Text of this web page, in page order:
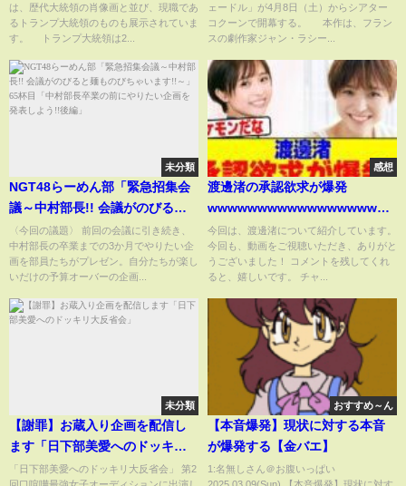
っておきたい！】【グッド！モ
ーニング】(2025年3月26日)
は、歴代大統領の肖像画と並び、現職であ
るトランプ大統領のものも展示されていま
す。 トランプ大統領は2...
ェードル」が4月8日（土）からシアター
コクーンで開幕する。 本作は、フラン
スの劇作家ジャン・ラシー...
未分類
NGT48らーめん部「緊急招集会
議～中村部長!! 会議がのびると
麺ものびちゃいます!!～」65杯目
「中村部長卒業の前にやりたい
企画を発表しよう!!後編」
〈今回の議題〉 前回の会議に引き続き、
中村部長の卒業までの3か月でやりたい企
画を部員たちがプレゼン。自分たちが楽し
いだけの予算オーバーの企画...
感想
渡邊渚の承認欲求が爆発
まとめ】【2chスレ】【5chス
レ】
今回は、渡邊渚について紹介しています。
今回も、動画をご視聴いただき、ありがと
うございました！ コメントを残してくれ
ると、嬉しいです。 チャ...
未分類
【謝罪】お蔵入り企画を配信し
ます「日下部美愛へのドッキリ
大反省会」
「日下部美愛へのドッキリ大反省会」 第2
おすすめ～ん
【本音爆発】現状に対する本音
が爆発する【金バエ】
1:名無しさん＠お腹いっぱい